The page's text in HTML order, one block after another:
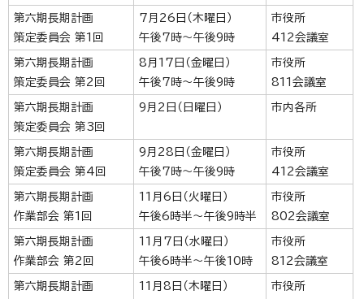
第六期長期計画
策定委員会 第1回
7月26日（木曜日）
午後7時～午後9時
市役所
412会議室
第六期長期計画
策定委員会 第2回
8月17日（金曜日）
午後7時～午後9時
市役所
811会議室
第六期長期計画
策定委員会 第3回
9月2日（日曜日） 市内各所
第六期長期計画
策定委員会 第4回
9月28日（金曜日）
午後7時～午後9時
市役所
412会議室
第六期長期計画
作業部会 第1回
11月6日（火曜日）
午後6時半～午後9時半
市役所
802会議室
第六期長期計画
作業部会 第2回
11月7日（水曜日）
午後6時半～午後10時
市役所
812会議室
第六期長期計画
11月8日（木曜日）
市役所